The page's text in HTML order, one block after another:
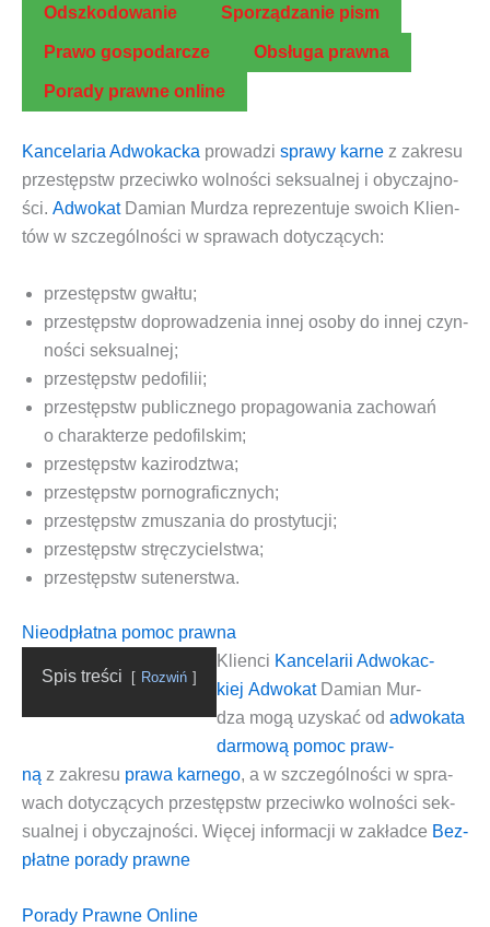
Odszko­do­wa­nie Spo­rzą­dza­nie pism
Pra­wo gospodarcze Obsłu­ga prawna
Pora­dy praw­ne online
Kan­ce­la­ria Adwo­kac­ka pro­wa­dzi spra­wy kar­ne z zakre­su
prze­stępstw prze­ciw­ko wol­no­ści sek­su­al­nej i oby­czaj­no­
ści. Adwo­katDamian Mur­dza repre­zen­tu­je swo­ich Klien­
tów w szcze­gól­no­ści w spra­wach dotyczących:
prze­stępstw gwał­tu;
prze­stępstw dopro­wa­dze­nia innej oso­by do innej czyn­
no­ści sek­su­al­nej;
prze­stępstw pedo­fi­lii;
prze­stępstw publicz­ne­go pro­pa­go­wa­nia zacho­wań
o cha­rak­te­rze pedo­fil­skim;
prze­stępstw kazi­rodz­twa;
prze­stępstw por­no­gra­ficz­nych;
prze­stępstw zmu­sza­nia do pro­sty­tu­cji;
prze­stępstw strę­czy­ciel­stwa;
prze­stępstw sute­ner­stwa.
Nieodpłatna pomoc prawna
Spis tre­ści Roz­wiń
Klien­ci Kan­ce­la­rii Adwo­kac­
kiej Adwo­katDamian Mur­
dza mogą uzy­skać od adwo­ka­ta
dar­mo­wą pomoc praw­
ną z zakre­su pra­wa kar­ne­go, a w szcze­gól­no­ści w spra­
wach doty­czą­cych prze­stępstw prze­ciw­ko wol­no­ści sek­
su­al­nej i oby­czaj­no­ści. Wię­cej infor­ma­cji w zakład­ce Bez­
płat­ne pora­dy prawne
Porady Prawne Online